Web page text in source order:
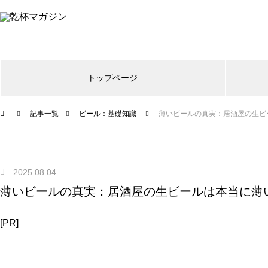
トップページ
記事一覧 ビール：基礎知識 薄いビールの真実：居酒屋の生
2025.08.04
薄いビールの真実：居酒屋の生ビールは本当に薄
[PR]